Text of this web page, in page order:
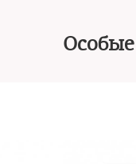
Особые